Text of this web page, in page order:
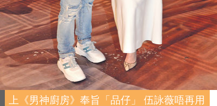
上《男神廚房》奉旨「品仔」 伍詠薇唔再用